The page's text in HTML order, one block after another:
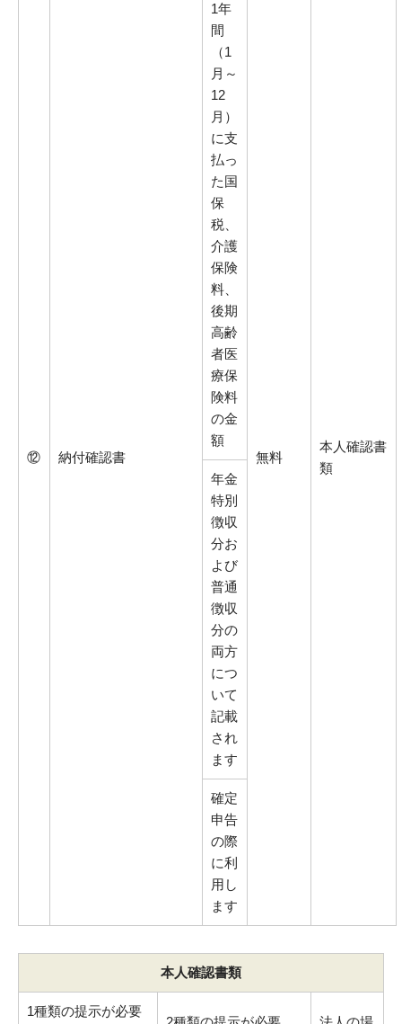
⑫ 納付確認書
1年
間
（1
月～
12
月）
に支
払っ
た国
保
税、
介護
保険
料、
後期
高齢
者医
療保
険料
の金
額
無料
本人確認書
類
年金
特別
徴収
分お
よび
普通
徴収
分の
両方
につ
いて
記載
され
ます
確定
申告
の際
に利
用し
ます
本人確認書類
1種類の提示が必要